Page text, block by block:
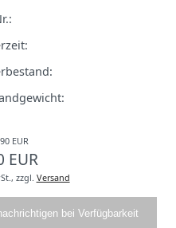
EUR
EUR
zzgl. Versand
bei Verfügbarkeit